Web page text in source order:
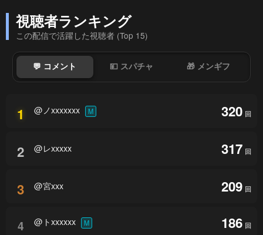
視聴者ランキング
この配信で活躍した視聴者 (Top 15)
💬 コメント 💴 スパチャ 🎁 メンギフ
1 @ノxxxxxxx M 320 回
2 @レxxxxx 317 回
3 @宮xxx 209 回
4 @トxxxxxx M 186 回